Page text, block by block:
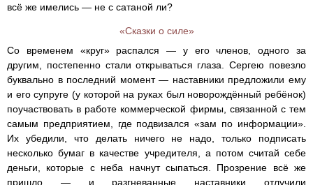
всё же имелись — не с сатаной ли?
«Сказки о силе»
Со временем «круг» распался — у его членов, одного за
другим, постепенно стали открываться глаза. Сергею повезло
буквально в последний момент — наставники предложили ему
и его супруге (у которой на руках был новорождённый ребёнок)
поучаствовать в работе коммерческой фирмы, связанной с тем
самым предприятием, где подвизался «зам по информации».
Их убедили, что делать ничего не надо, только подписать
несколько бумаг в качестве учредителя, а потом считай себе
деньги, которые с неба начнут сыпаться. Прозрение всё же
пришло — и разгневанные наставники отлучили